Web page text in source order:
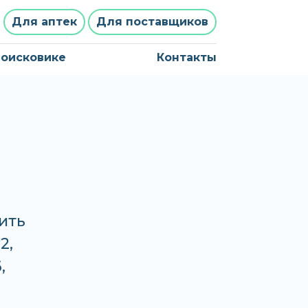
Для аптек Для поставщиков
Контакты